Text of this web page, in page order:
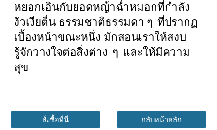
หยอกเอินกับยอดหญ้าฉ่ำหมอกที่กำลัง
งัวเงียตื่น ธรรมชาติธรรมดา ๆ ที่ปรากฏ
เบื้องหน้าขณะหนึ่ง มักสอนเราให้สงบ
รู้จักวางใจต่อสิ่งต่าง ๆ และให้มีความ
สุข
สั่งซื้อที่นี่ กลับหน้าหลัก